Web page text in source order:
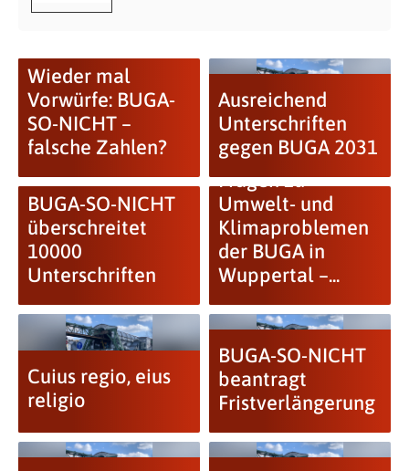
Wieder mal
Vorwürfe: BUGA-
SO-NICHT –
falsche Zahlen?
Ausreichend
Unterschriften
gegen BUGA 2031
BUGA-SO-NICHT
überschreitet
10000
Unterschriften
Fragen zu
Umwelt- und
Klimaproblemen
der BUGA in
Wuppertal –...
Cuius regio, eius
religio
BUGA-SO-NICHT
beantragt
Fristverlängerung